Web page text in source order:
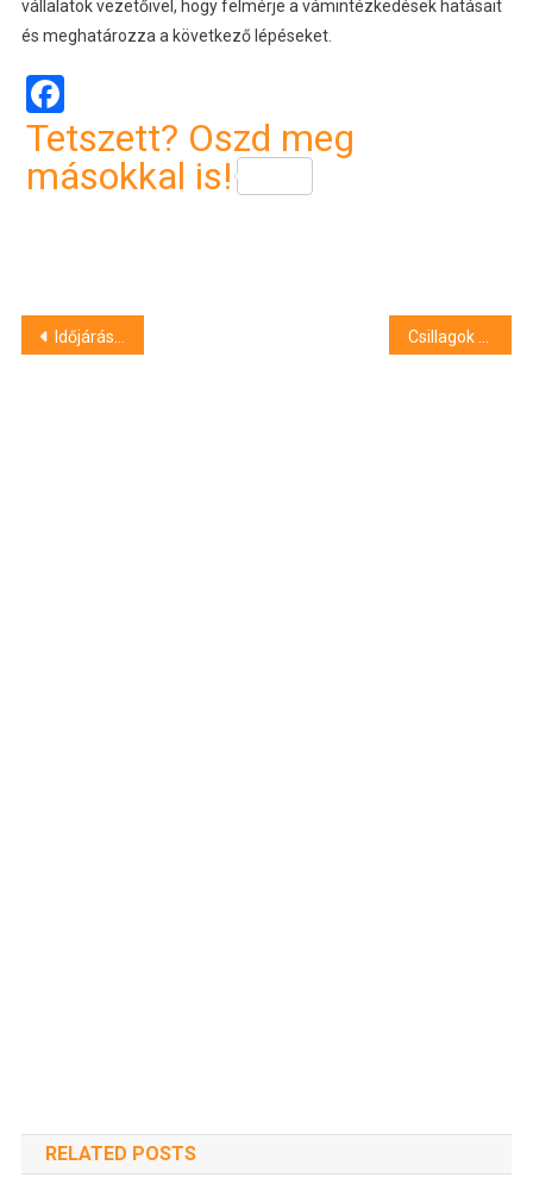
vállalatok vezetőivel, hogy felmérje a vámintézkedések hatásait
és meghatározza a következő lépéseket.
Facebook
Tetszett? Oszd meg
másokkal is!
Bejegyzés
Időjárás: még egy darabig maradnak a fagyos hajnalok
RELATED POSTS